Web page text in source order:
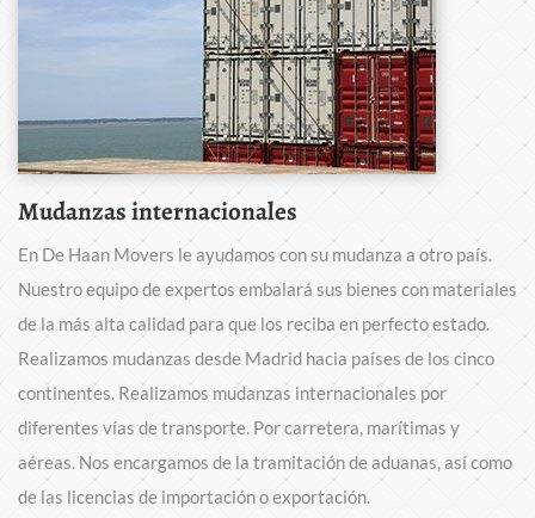
Mudanzas internacionales
En De Haan Movers le ayudamos con su mudanza a otro país.
Nuestro equipo de expertos embalará sus bienes con materiales
de la más alta calidad para que los reciba en perfecto estado.
Realizamos mudanzas desde Madrid hacia países de los cinco
continentes. Realizamos mudanzas internacionales por
diferentes vías de transporte. Por carretera, marítimas y
aéreas. Nos encargamos de la tramitación de aduanas, así como
de las licencias de importación o exportación.